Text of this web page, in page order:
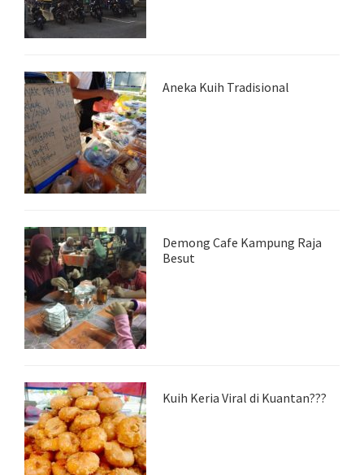
Aneka Kuih Tradisional
Demong Cafe Kampung Raja
Besut
Kuih Keria Viral di Kuantan???